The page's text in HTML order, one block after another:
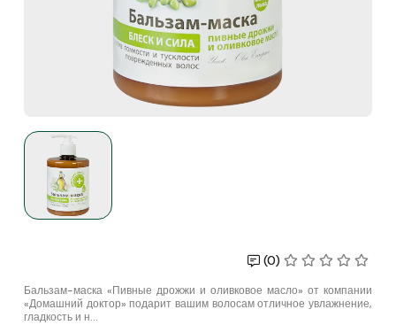
(0)
Бальзам-маска «Пивные дрожжи и оливковое масло» от компании
«Домашний доктор» подарит вашим волосам отличное увлажнение,
гладкость и н...